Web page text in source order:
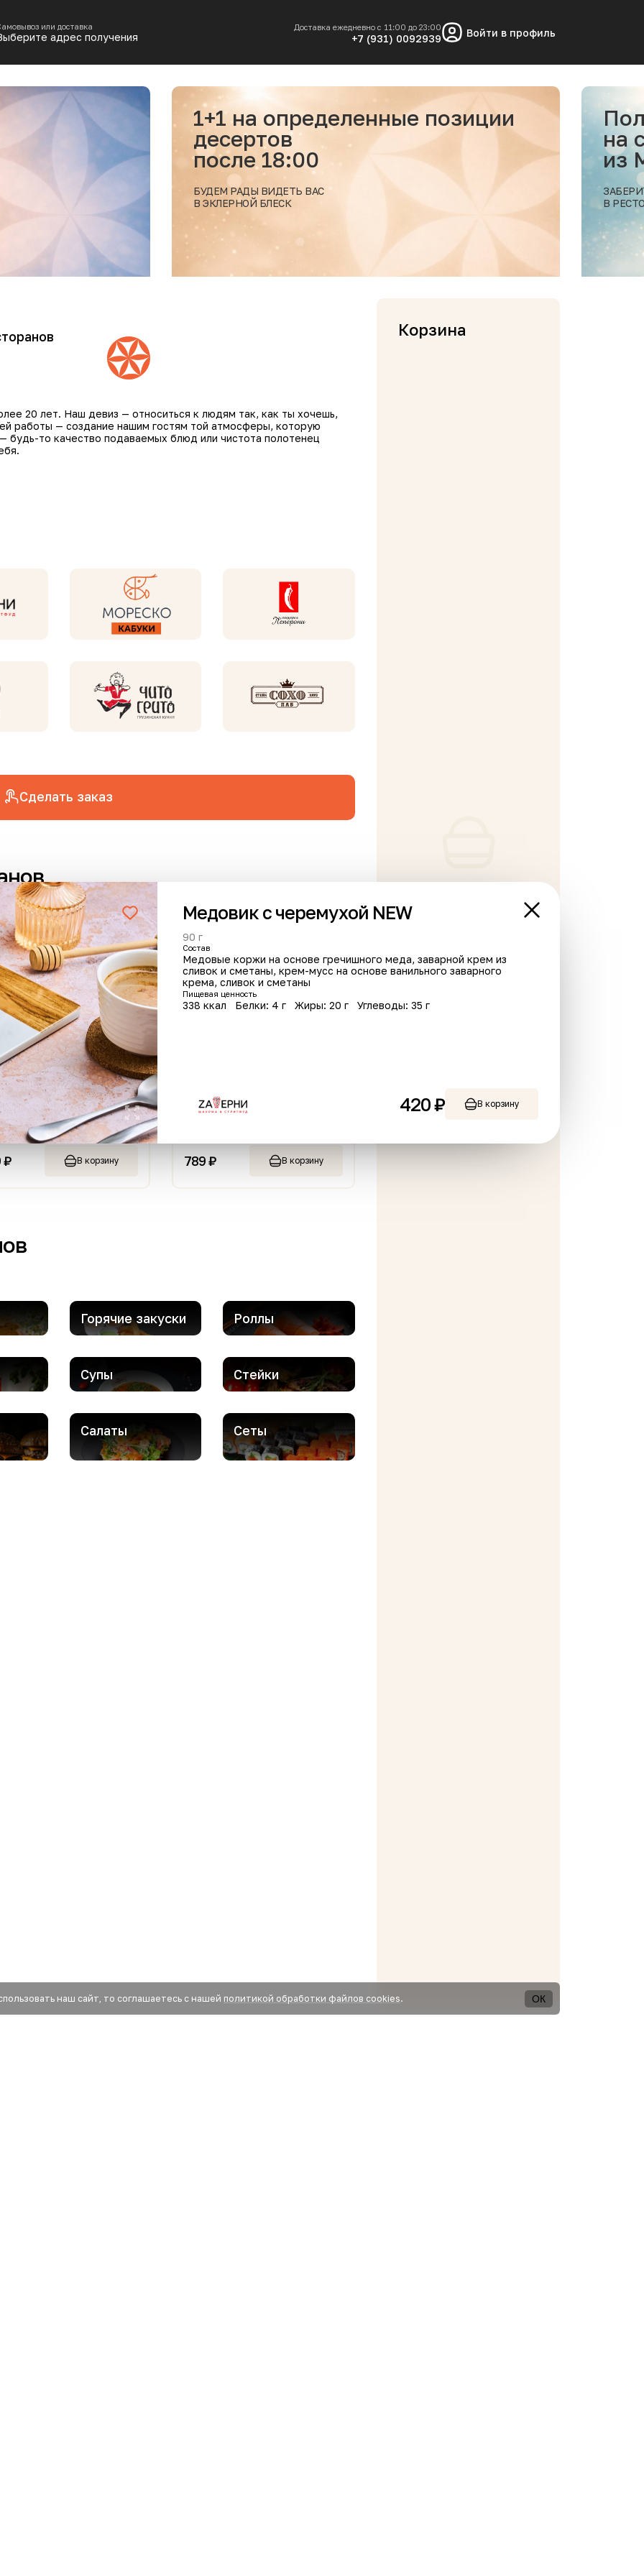
или доставка
адрес получения
Доставка ежедневно с 11:00 до 23:00
+7 (931) 0092939 Войти в профиль
определенные позиции
18:00
ВИДЕТЬ ВАС
Получи скидку 10%
на самовывоз заказа
из МОРЕСКО
20 лет. Наш девиз — относиться к людям так, как ты хочешь,
работы — создание нашим гостям той атмосферы, которую
будь-то качество подаваемых блюд или чистота полотенец
Сделать заказ
Хит
Новинка
Пицца Мореско
370 г
789 ₽ В корзину 105 ₽
Горячие закуски Роллы
Супы Стейки
Салаты Сеты
Корзина
Медовик с черемухой NEW
90 г
Cостав
Медовые коржи на основе гречишного меда, заварной крем из
сливок и сметаны, крем-мусс на основе ванильного заварного
крема, сливок и сметаны
Пищевая ценность
338 ккал Белки: 4 г Жиры: 20 г Углеводы: 35 г
420 ₽ В корзину
наш сайт, то соглашаетесь с нашей политикой обработки файлов cookies. ОК